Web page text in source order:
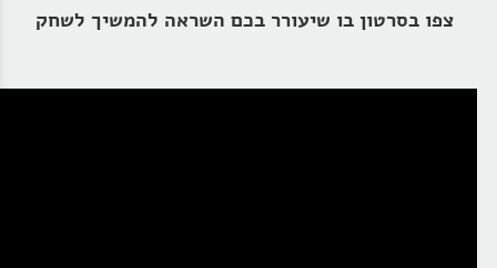
צפו בסרטון בו שיעורר בכם השראה להמשיך לשחק